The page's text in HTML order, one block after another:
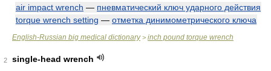
air impact wrench — пневматический ключ ударного действия
torque wrench setting — отметка динимометрического ключа
English-Russian big medical dictionary> inch pound torque wrench
2
single-head wrench